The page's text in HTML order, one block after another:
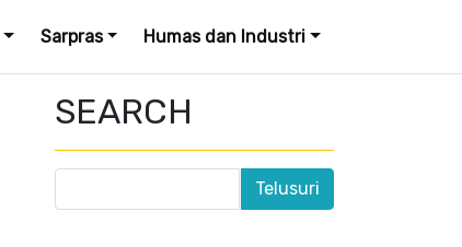
Sarpras Humas dan Industri
SEARCH